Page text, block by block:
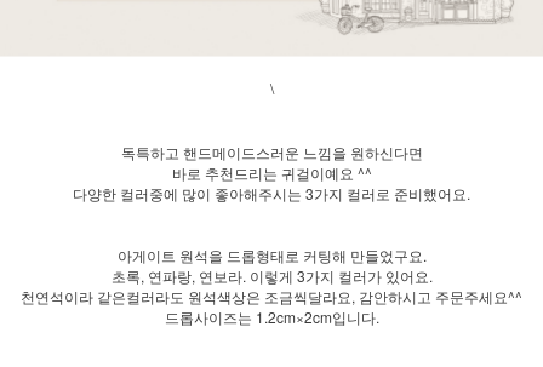
\
독특하고 핸드메이드스러운 느낌을 원하신다면
바로 추천드리는 귀걸이예요 ^^
다양한 컬러중에 많이 좋아해주시는 3가지 컬러로 준비했어요.
아게이트 원석을 드롭형태로 커팅해 만들었구요.
초록, 연파랑, 연보라. 이렇게 3가지 컬러가 있어요.
천연석이라 같은컬러라도 원석색상은 조금씩달라요, 감안하시고 주문주세요^^
드롭사이즈는 1.2cm×2cm입니다.